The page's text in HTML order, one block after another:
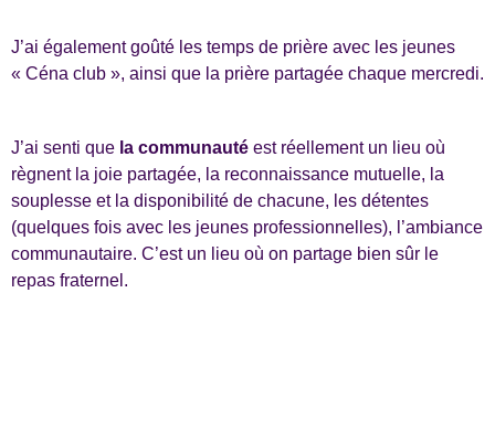
J’ai également goûté les temps de prière avec les jeunes
« Céna club », ainsi que la prière partagée chaque mercredi.
J’ai senti que la communauté est réellement un lieu où
règnent la joie partagée, la reconnaissance mutuelle, la
souplesse et la disponibilité de chacune, les détentes
(quelques fois avec les jeunes professionnelles), l’ambiance
communautaire. C’est un lieu où on partage bien sûr le
repas fraternel.